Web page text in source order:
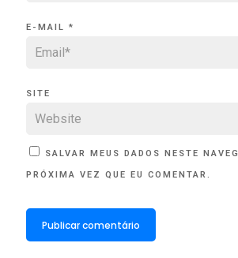
E-MAIL *
SITE
SALVAR MEUS DADOS NESTE
PRÓXIMA VEZ QUE EU COMENTAR.